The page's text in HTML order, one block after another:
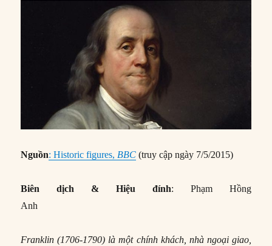
Nguồn: Historic figures, BBC (truy cập ngày 7/5/2015)
Biên dịch & Hiệu đính: Phạm Hồng
Anh
Franklin (1706-1790) là một chính khách, nhà ngoại giao,